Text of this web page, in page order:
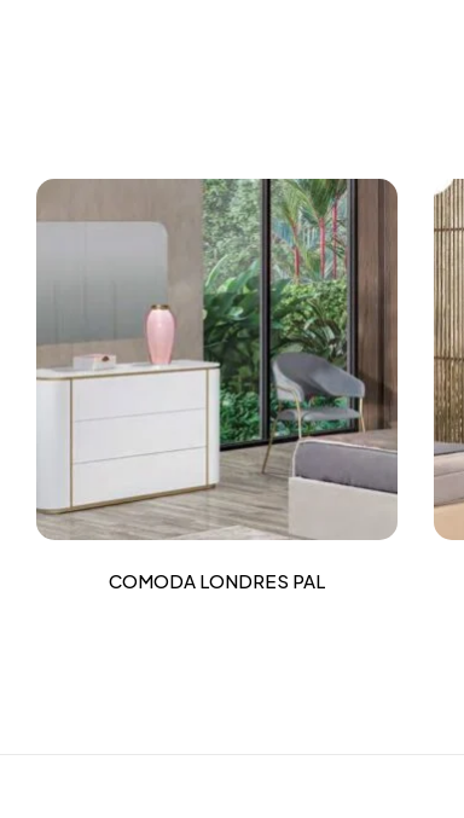
COMODA LONDRES PAL